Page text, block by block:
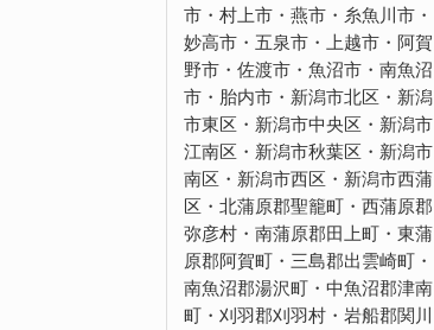
市・村上市・燕市・糸魚川市・
妙高市・五泉市・上越市・阿賀
野市・佐渡市・魚沼市・南魚沼
市・胎内市・新潟市北区・新潟
市東区・新潟市中央区・新潟市
江南区・新潟市秋葉区・新潟市
南区・新潟市西区・新潟市西蒲
区・北蒲原郡聖籠町・西蒲原郡
弥彦村・南蒲原郡田上町・東蒲
原郡阿賀町・三島郡出雲崎町・
南魚沼郡湯沢町・中魚沼郡津南
町・刈羽郡刈羽村・岩船郡関川